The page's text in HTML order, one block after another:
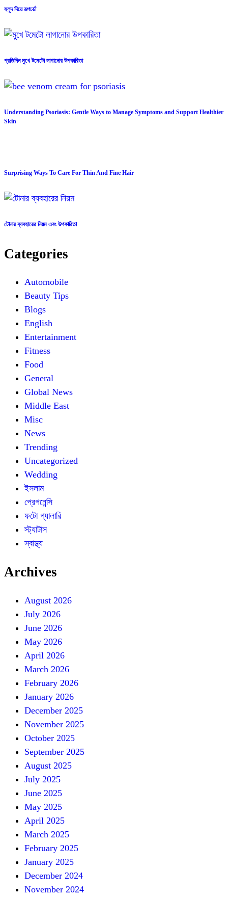
হলুদ দিয়ে রূপচর্চা
প্রতিদিন মুখে টমেটো লাগানোর উপকারিতা
Understanding Psoriasis: Gentle Ways to Manage Symptoms and Support Healthier
Skin
Surprising Ways To Care For Thin And Fine Hair
টোনার ব্যবহারের নিয়ম এবং উপকারিতা
Categories
Automobile
Beauty Tips
Blogs
English
Entertainment
Fitness
Food
General
Global News
Middle East
Misc
News
Trending
Uncategorized
Wedding
ইসলাম
প্রেগনেন্সি
ফটো গ্যালারি
স্ট্যাটাস
স্বাস্থ্য
Archives
August 2026
July 2026
June 2026
May 2026
April 2026
March 2026
February 2026
January 2026
December 2025
November 2025
October 2025
September 2025
August 2025
July 2025
June 2025
May 2025
April 2025
March 2025
February 2025
January 2025
December 2024
November 2024